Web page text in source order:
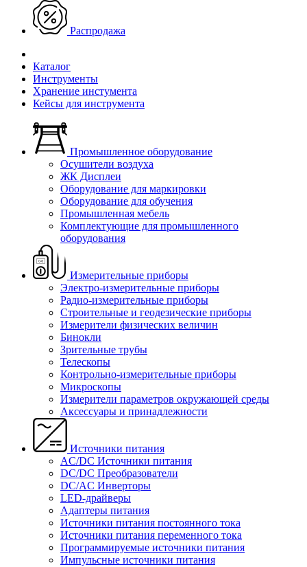
Распродажа
Каталог
Инструменты
Хранение инстумента
Кейсы для инструмента
Промышленное оборудование
Осушители воздуха
ЖК Дисплеи
Оборудование для маркировки
Оборудование для обучения
Промышленная мебель
Комплектующие для промышленного
оборудования
Измерительные приборы
Электро-измерительные приборы
Радио-измерительные приборы
Строительные и геодезические приборы
Измерители физических величин
Бинокли
Зрительные трубы
Телескопы
Контрольно-измерительные приборы
Микроскопы
Измерители параметров окружающей среды
Аксессуары и принадлежности
Источники питания
AC/DC Источники питания
DC/DC Преобразователи
DC/AC Инверторы
LED-драйверы
Адаптеры питания
Источники питания постоянного тока
Источники питания переменного тока
Программируемые источники питания
Импульсные источники питания